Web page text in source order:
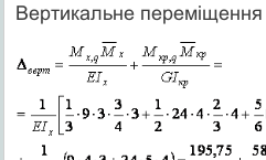
Вертикальне переміщення